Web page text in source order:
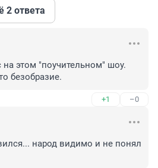
2 ответа
на этом "поучительном" шоу.
безобразие.
+1 –0
народ видимо и не понял